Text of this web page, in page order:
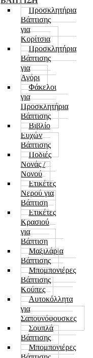
Προσκλητήρια
Βάπτισης
για
Κορίτσια
Προσκλητήρια
Βάπτισης
για
Αγόρι
Φάκελοι
για
Προσκλητήρια
Βάπτισης
Βιβλίο
Ευχών
Βάπτισης
Ποδιές
Νονάς /
Νονού
Ετικέτες
Νερού για
Βάπτιση
Ετικέτες
Κρασιού
για
Βάπτιση
Μαξιλάρια
Βάπτισης
Μπομπονιέρες
Βάπτισης
Κούπες
Αυτοκόλλητα
για
Σαπουνόφουσκες
Σουπλά
Βάπτισης
Μπομπονιέρες